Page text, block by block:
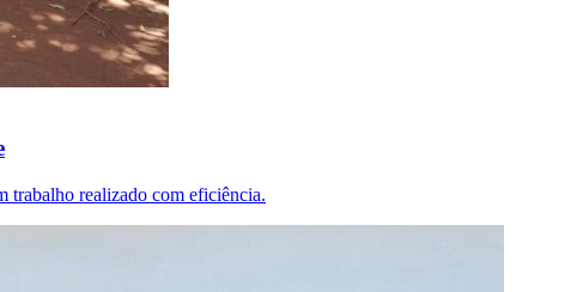
trabalho realizado com eficiência.